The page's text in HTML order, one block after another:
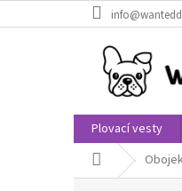
na
Plovací vesty
Domů